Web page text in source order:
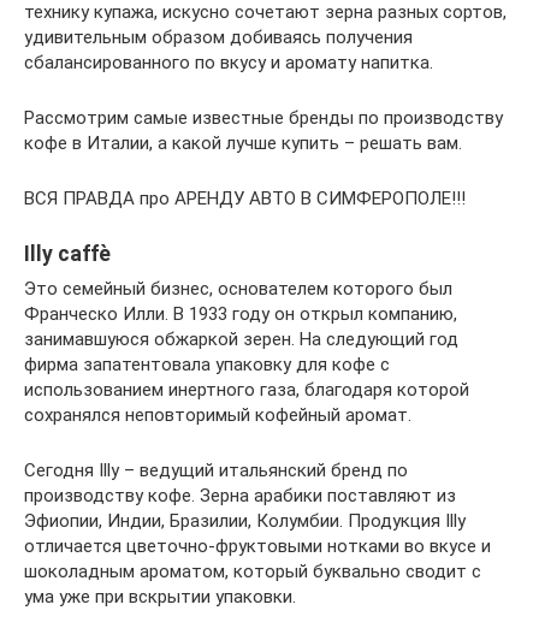
технику купажа, искусно сочетают зерна разных сортов,
удивительным образом добиваясь получения
сбалансированного по вкусу и аромату напитка.
Рассмотрим самые известные бренды по производству
кофе в Италии, а какой лучше купить – решать вам.
ВСЯ ПРАВДА про АРЕНДУ АВТО В СИМФЕРОПОЛЕ!!!
Illy caffè
Это семейный бизнес, основателем которого был
Франческо Илли. В 1933 году он открыл компанию,
занимавшуюся обжаркой зерен. На следующий год
фирма запатентовала упаковку для кофе с
использованием инертного газа, благодаря которой
сохранялся неповторимый кофейный аромат.
Сегодня Illy – ведущий итальянский бренд по
производству кофе. Зерна арабики поставляют из
Эфиопии, Индии, Бразилии, Колумбии. Продукция Illy
отличается цветочно-фруктовыми нотками во вкусе и
шоколадным ароматом, который буквально сводит с
ума уже при вскрытии упаковки.